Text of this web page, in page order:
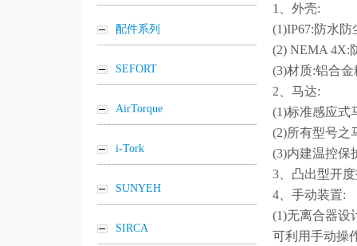
配件系列
SEFORT
AirTorque
i-Tork
SUNYEH
SIRCA
1、外壳:
(1)IP67:防水
(2) NEMA 4X:
(3)材质:铝合
2、马达:
(1)标准感应式
(2)所有型号之
(3)内建温控保
3、凸出型开
4、手动装置:
(1)无离合器设
可利用手动操